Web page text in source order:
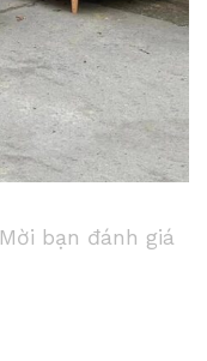
Mời bạn đánh giá